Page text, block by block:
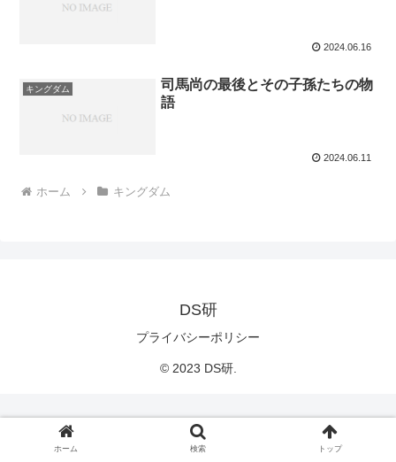
2024.06.16
キングダム
司馬尚の最後とその子孫たちの物
語
2024.06.11
ホーム キングダム
DS研
プライバシーポリシー
© 2023 DS研.
ホーム 検索 トップ